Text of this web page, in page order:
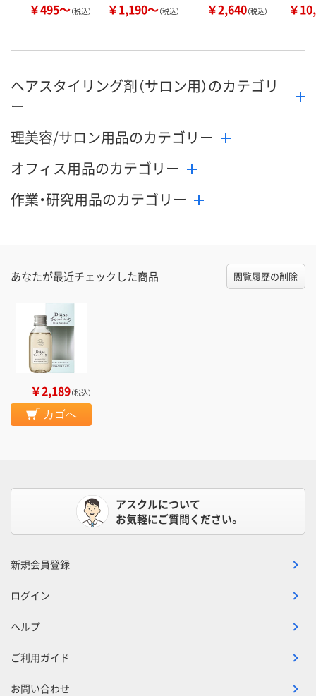
￥495～（税込） ￥1,190～（税込） ￥2,640（税込） ￥
ヘアスタイリング剤（サロン用）のカテゴリ
ー
理美容/サロン用品のカテゴリー
オフィス用品のカテゴリー
作業・研究用品のカテゴリー
あなたが最近チェックした商品 閲覧履歴の削除
￥2,189（税込）
カゴへ
アスクルについて
お気軽にご質問ください。
新規会員登録
ログイン
ヘルプ
ご利用ガイド
お問い合わせ